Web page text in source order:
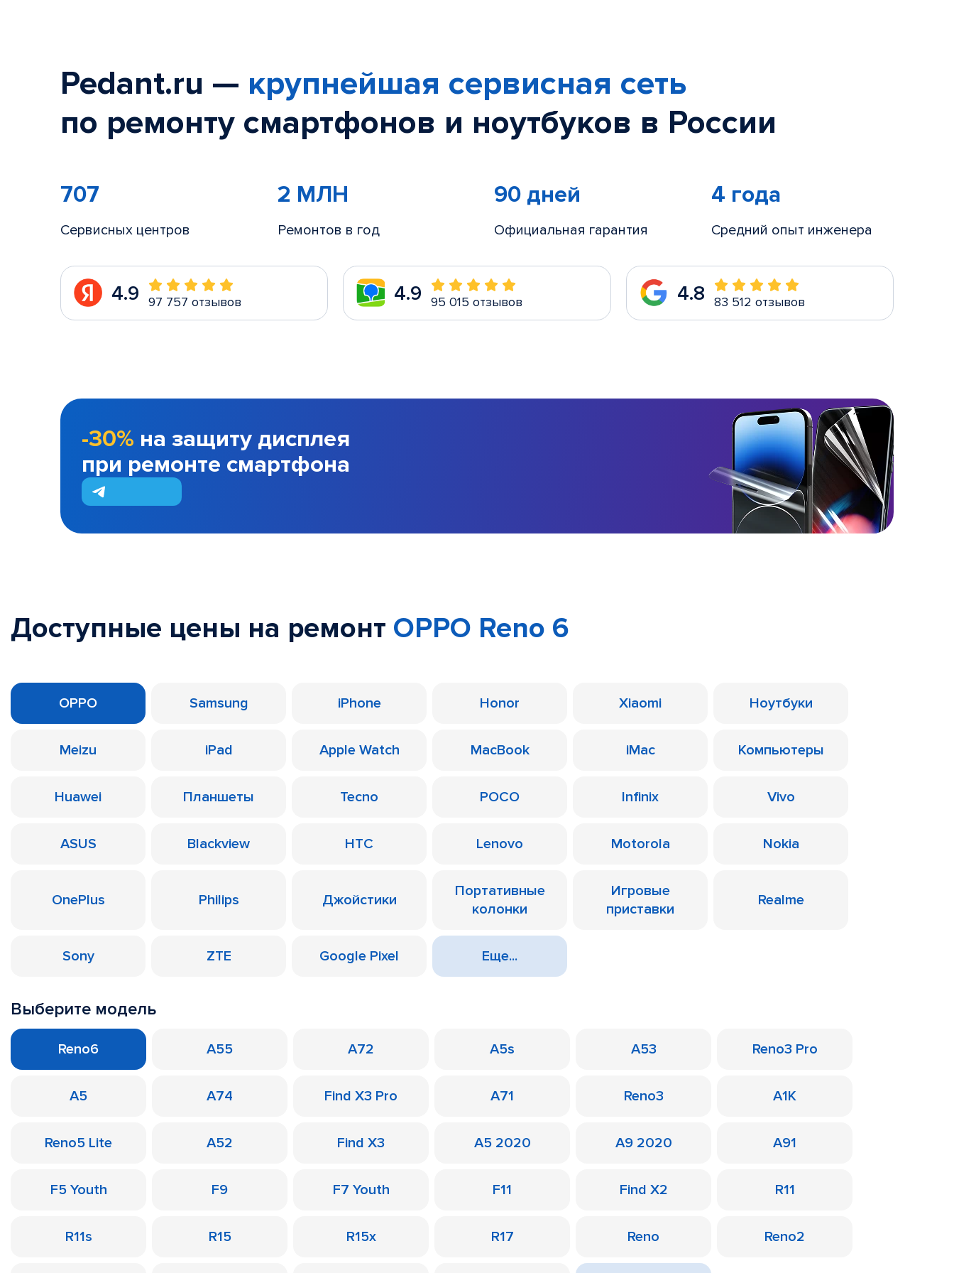
Pedant.ru — крупнейшая сервисная сеть
по ремонту смартфонов и ноутбуков в России
707
Сервисных центров
2 МЛН
Ремонтов в год
90 дней
Официальная гарантия
4 года
Средний опыт инженера
4.9 97 757 отзывов 4.9 95 015 отзывов 4.8 83 512 отзывов
-30% на защиту дисплея
при ремонте смартфона
Доступные цены на ремонт OPPO Reno 6
OPPO Samsung iPhone Honor Xiaomi Ноутбуки
Meizu iPad Apple Watch MacBook iMac Компьютеры
Huawei Планшеты Tecno POCO Infinix Vivo
ASUS Blackview HTC Lenovo Motorola Nokia
OnePlus Philips Джойстики
Портативные
колонки
Игровые
приставки
Realme
Sony ZTE Google Pixel Еще...
Выберите модель
Reno6 A55 A72 A5s A53 Reno3 Pro
A5 A74 Find X3 Pro A71 Reno3 A1K
Reno5 Lite A52 Find X3 A5 2020 A9 2020 A91
F5 Youth F9 F7 Youth F11 Find X2 R11
R11s R15 R15x R17 Reno Reno2